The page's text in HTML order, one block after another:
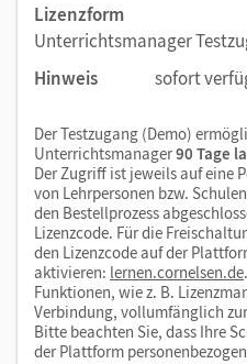
Lizenzform
Unterrichtsmanager
Hinweis
sofort
Der Testzugang (Demo)
Unterrichtsmanager90 Tage
Der Zugriff ist jeweils auf eine
von Lehrpersonen bzw.
den Bestellprozess
Lizenzcode. Für die
den Lizenzcode auf der
aktivieren: lernen.cornelsen.de
Funktionen, wie z. B.
Verbindung, vollumfänglich
Bitte beachten Sie, dass Ihre
der Plattform